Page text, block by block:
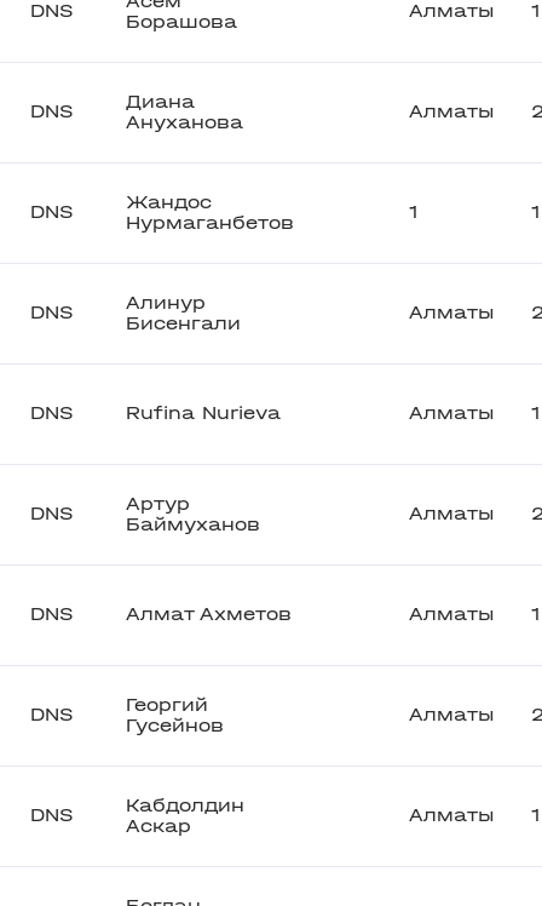
DNS
Борашова
Алматы
DNS
Диана
Ануханова
Алматы
DNS
Жандос
Нурмаганбетов
1
DNS
Алинур
Бисенгали
Алматы
DNS Rufina Nurieva Алматы
DNS
Артур
Баймуханов
Алматы
DNS Алмат Ахметов Алматы
DNS
Георгий
Гусейнов
Алматы
DNS
Кабдолдин
Аскар
Алматы